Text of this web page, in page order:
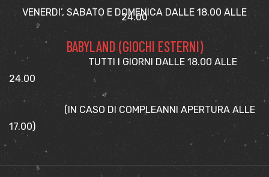
VENERDI’, SABATO E DOMENICA DALLE 18.00 ALLE
24.00
BABYLAND (GIOCHI ESTERNI)
TUTTI I GIORNI DALLE 18.00 ALLE
24.00
(IN CASO DI COMPLEANNI APERTURA ALLE
17.00)